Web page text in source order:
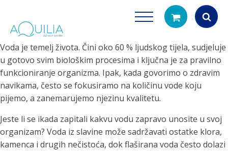
search
Voda je temelj života. Čini oko 60 % ljudskog tijela, sudjeluje
u gotovo svim biološkim procesima i ključna je za pravilno
funkcioniranje organizma. Ipak, kada govorimo o zdravim
navikama, često se fokusiramo na količinu vode koju
pijemo, a zanemarujemo njezinu kvalitetu.
Jeste li se ikada zapitali kakvu vodu zapravo unosite u svoj
organizam? Voda iz slavine može sadržavati ostatke klora,
kamenca i drugih nečistoća, dok flaširana voda često dolazi